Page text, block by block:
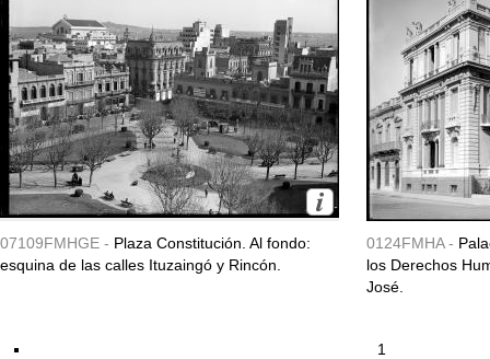
07109FMHGE - Plaza Constitución. Al fondo:
esquina de las calles Ituzaingó y Rincón.
0124FMHA -
los Derechos
José.
1